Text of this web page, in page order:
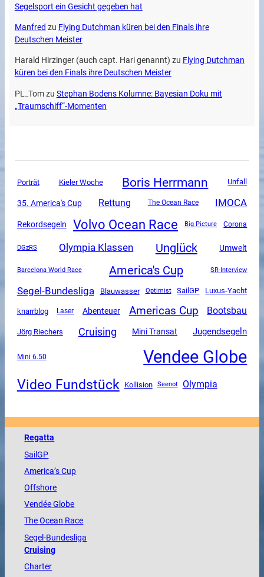
Segelsport ein Gesicht gegeben hat
Manfred zu Flying Dutchman küren bei den Finals ihre
Deutschen Meister
Harald Hirzinger (auch capt. Hari genannt) zu Flying Dutchman
küren bei den Finals ihre Deutschen Meister
PL_Tomzu Stephan Bodens Kolumne: Bayesian Doku mit
„Traumschiff“-Momenten
Porträt Kieler Woche Boris Herrmann Unfall
35. America's Cup Rettung The Ocean Race IMOCA
Rekordsegeln Volvo Ocean Race Big Picture Corona
DGzRS Olympia Klassen Unglück Umwelt
Barcelona World Race America's Cup SR-Interview
Segel-Bundesliga Blauwasser Optimist SailGP Luxus-Yacht
knarrblog Laser Abenteuer Americas Cup Bootsbau
Jörg Riechers Cruising Mini Transat Jugendsegeln
Mini 6.50 Vendee Globe
Video Fundstück Kollision Seenot Olympia
Regatta
SailGP
America’s Cup
Offshore
VendéeGlobe
TheOcean Race
Segel-Bundesliga
Cruising
Charter